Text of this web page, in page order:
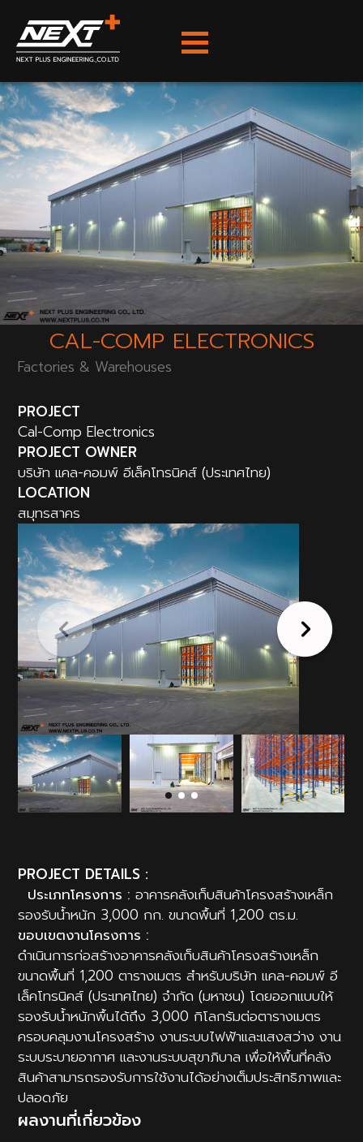
content
CAL-COMP ELECTRONICS
Factories & Warehouses
PROJECT
Cal-Comp Electronics
PROJECT OWNER
บริษัท แคล-คอมพ์ อีเล็คโทรนิคส์ (ประเทศไทย)
LOCATION
สมุทรสาคร
PROJECT DETAILS :
ประเภทโครงการ : อาคารคลังเก็บสินค้าโครงสร้างเหล็ก
รองรับน้ำหนัก 3,000 กก. ขนาดพื้นที่ 1,200 ตร.ม.
ขอบเขตงานโครงการ :
ดำเนินการก่อสร้างอาคารคลังเก็บสินค้าโครงสร้างเหล็ก
ขนาดพื้นที่ 1,200 ตารางเมตร สำหรับบริษัท แคล-คอมพ์ อี
เล็คโทรนิคส์ (ประเทศไทย) จำกัด (มหาชน) โดยออกแบบให้
รองรับน้ำหนักพื้นได้ถึง 3,000 กิโลกรัมต่อตารางเมตร
ครอบคลุมงานโครงสร้าง งานระบบไฟฟ้าและแสงสว่าง งาน
ระบบระบายอากาศ และงานระบบสุขาภิบาล เพื่อให้พื้นที่คลัง
สินค้าสามารถรองรับการใช้งานได้อย่างเต็มประสิทธิภาพและ
ปลอดภัย
ผลงานที่เกี่ยวข้อง